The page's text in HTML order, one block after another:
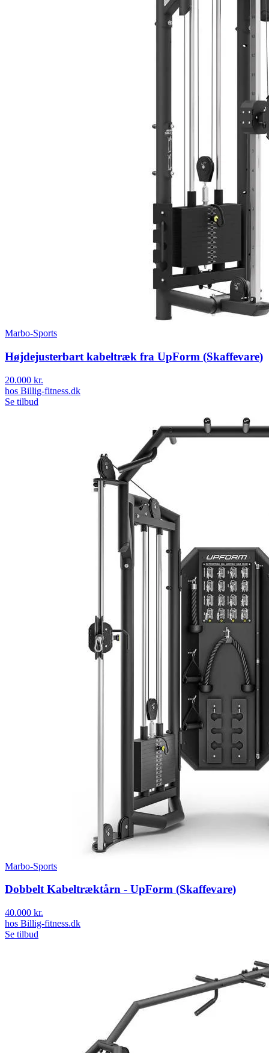
Marbo-Sports
Højdejusterbart kabeltræk fra UpForm (Skaffevare)
20.000 kr.
hos Billig-fitness.dk
Se tilbud
Marbo-Sports
Dobbelt Kabeltræktårn - UpForm (Skaffevare)
40.000 kr.
hos Billig-fitness.dk
Se tilbud